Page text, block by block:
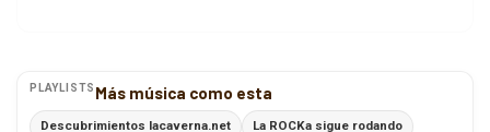
PLAYLISTS Más música como esta
Descubrimientos lacaverna.net La ROCKa sigue rodando